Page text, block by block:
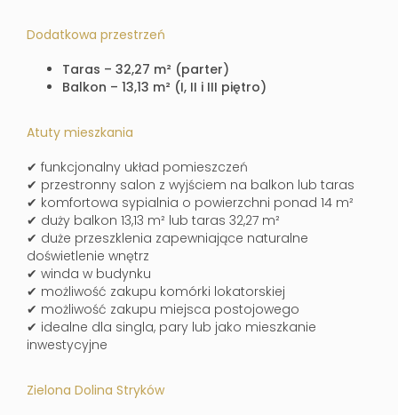
Dodatkowa przestrzeń
Taras – 32,27 m² (parter)
Balkon – 13,13 m² (I, II i III piętro)
Atuty mieszkania
✔ funkcjonalny układ pomieszczeń
✔ przestronny salon z wyjściem na balkon lub taras
✔ komfortowa sypialnia o powierzchni ponad 14 m²
✔ duży balkon 13,13 m² lub taras 32,27 m²
✔ duże przeszklenia zapewniające naturalne
doświetlenie wnętrz
✔ winda w budynku
✔ możliwość zakupu komórki lokatorskiej
✔ możliwość zakupu miejsca postojowego
✔ idealne dla singla, pary lub jako mieszkanie
inwestycyjne
Zielona Dolina Stryków